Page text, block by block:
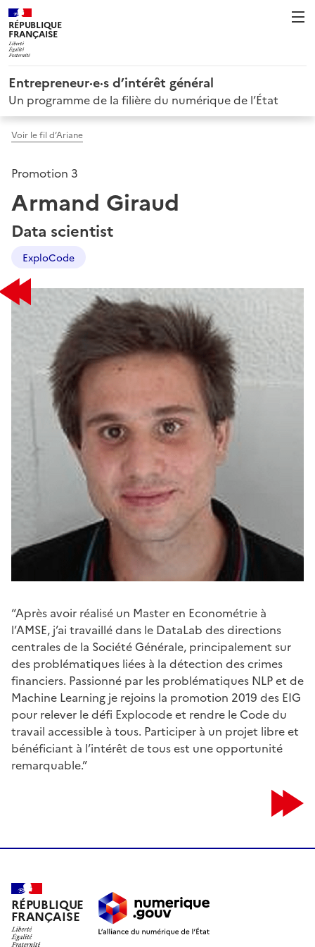
RÉPUBLIQUE
FRANÇAISE
Entrepreneur·e·s d’intérêt général
Un programme de la filière du numérique de l’État
Voir le fil d’Ariane
Promotion 3
Armand Giraud
Data scientist
ExploCode
“Après avoir réalisé un Master en Econométrie à
l’AMSE, j’ai travaillé dans le DataLab des directions
centrales de la Société Générale, principalement sur
des problématiques liées à la détection des crimes
financiers. Passionné par les problématiques NLP et de
Machine Learning je rejoins la promotion 2019 des EIG
pour relever le défi Explocode et rendre le Code du
travail accessible à tous. Participer à un projet libre et
bénéficiant à l’intérêt de tous est une opportunité
remarquable.”
RÉPUBLIQUE
FRANÇAISE